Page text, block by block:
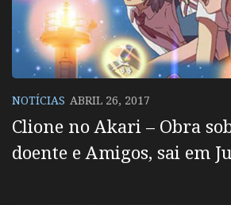
NOTÍCIAS ABRIL 26, 2017
Clione no Akari – Obra
doente e Amigos, sai em